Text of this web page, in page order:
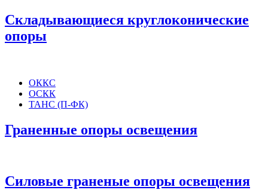
Складывающиеся круглоконические
опоры
ОККС
ОСКК
ТАНС (П-ФК)
Граненные опоры освещения
Силовые граненые опоры освещения